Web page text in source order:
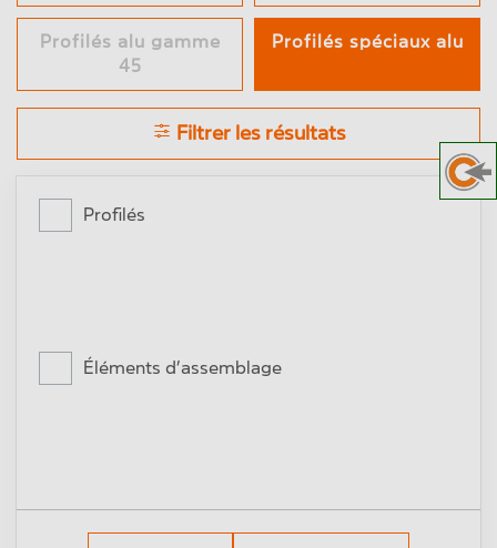
Profilés alu gamme
45
Profilés spéciaux alu
Filtrer les résultats
Profilés
Éléments d’assemblage